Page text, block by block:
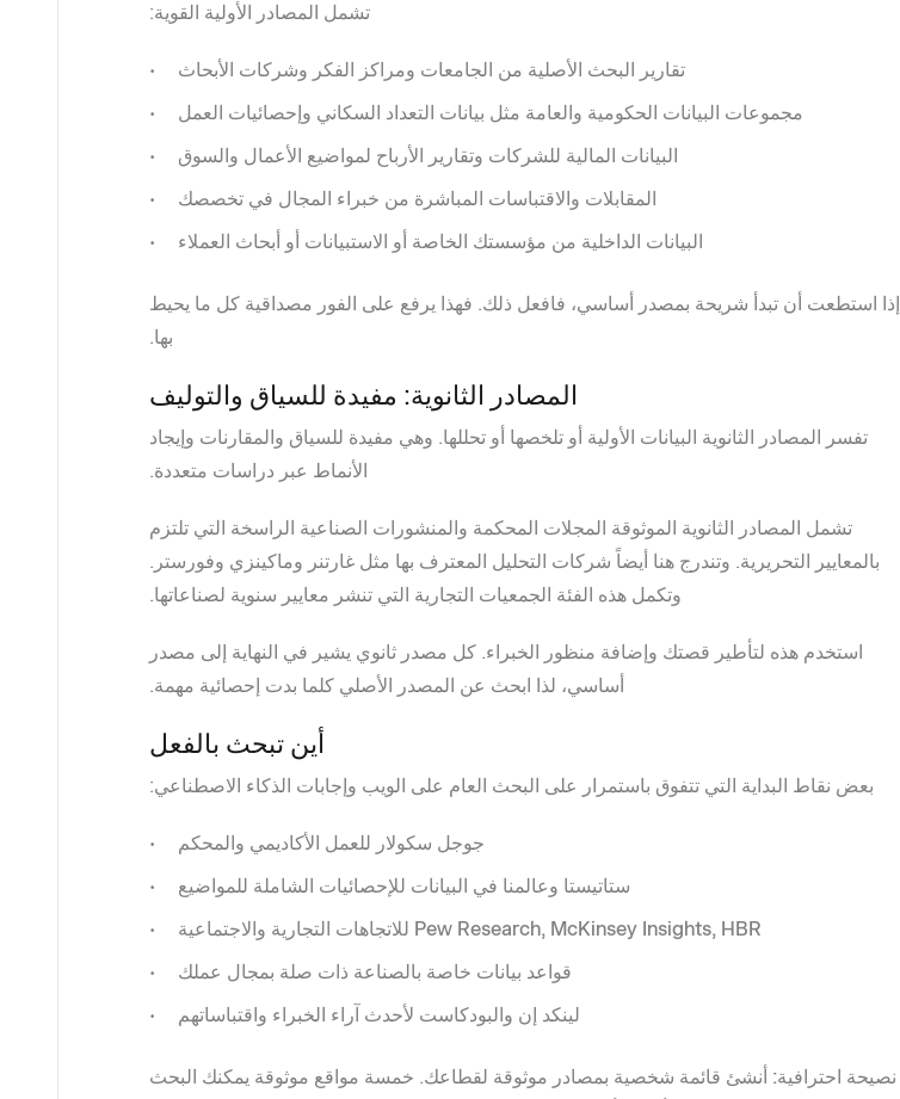
تشمل المصادر الأولية القوية:
تقارير البحث الأصلية من الجامعات ومراكز الفكر وشركات الأبحاث
مجموعات البيانات الحكومية والعامة مثل بيانات التعداد السكاني وإحصائيات العمل
البيانات المالية للشركات وتقارير الأرباح لمواضيع الأعمال والسوق
المقابلات والاقتباسات المباشرة من خبراء المجال في تخصصك
البيانات الداخلية من مؤسستك الخاصة أو الاستبيانات أو أبحاث العملاء
إذا استطعت أن تبدأ شريحة بمصدر أساسي، فافعل ذلك. فهذا يرفع على الفور مصداقية كل ما يحيط
بها.
المصادر الثانوية: مفيدة للسياق والتوليف
تفسر المصادر الثانوية البيانات الأولية أو تلخصها أو تحللها. وهي مفيدة للسياق والمقارنات وإيجاد
الأنماط عبر دراسات متعددة.
تشمل المصادر الثانوية الموثوقة المجلات المحكمة والمنشورات الصناعية الراسخة التي تلتزم
بالمعايير التحريرية. وتندرج هنا أيضاً شركات التحليل المعترف بها مثل غارتنر وماكينزي وفورستر.
وتكمل هذه الفئة الجمعيات التجارية التي تنشر معايير سنوية لصناعاتها.
استخدم هذه لتأطير قصتك وإضافة منظور الخبراء. كل مصدر ثانوي يشير في النهاية إلى مصدر
أساسي، لذا ابحث عن المصدر الأصلي كلما بدت إحصائية مهمة.
أين تبحث بالفعل
بعض نقاط البداية التي تتفوق باستمرار على البحث العام على الويب وإجابات الذكاء الاصطناعي:
جوجل سكولار للعمل الأكاديمي والمحكم
ستاتيستا وعالمنا في البيانات للإحصائيات الشاملة للمواضيع
Pew Research, McKinsey Insights, HBR للاتجاهات التجارية والاجتماعية
قواعد بيانات خاصة بالصناعة ذات صلة بمجال عملك
لينكد إن والبودكاست لأحدث آراء الخبراء واقتباساتهم
نصيحة احترافية: أنشئ قائمة شخصية بمصادر موثوقة لقطاعك. خمسة مواقع موثوقة يمكنك البحث